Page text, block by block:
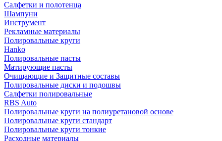
Салфетки и полотенца
Шампуни
Инструмент
Рекламные материалы
Полировальные круги
Hanko
Полировальные пасты
Матирующие пасты
Очищающие и Защитные составы
Полировальные диски и подошвы
Салфетки полировальные
RBS Auto
Полировальные круги на полиуретановой основе
Полировальные круги стандарт
Полировальные круги тонкие
Расходные материалы